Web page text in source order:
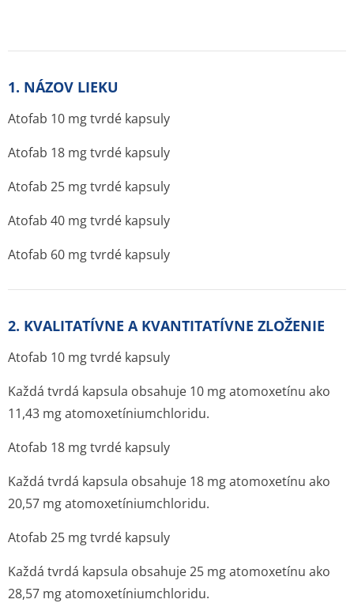
1. NÁZOV LIEKU
Atofab 10 mg tvrdé kapsuly
Atofab 18 mg tvrdé kapsuly
Atofab 25 mg tvrdé kapsuly
Atofab 40 mg tvrdé kapsuly
Atofab 60 mg tvrdé kapsuly
2. KVALITATÍVNE A KVANTITATÍVNE ZLOŽENIE
Atofab 10 mg tvrdé kapsuly
Každá tvrdá kapsula obsahuje 10 mg atomoxetínu ako
11,43 mg atomoxetínium­chloridu.
Atofab 18 mg tvrdé kapsuly
Každá tvrdá kapsula obsahuje 18 mg atomoxetínu ako
20,57 mg atomoxetínium­chloridu.
Atofab 25 mg tvrdé kapsuly
Každá tvrdá kapsula obsahuje 25 mg atomoxetínu ako
28,57 mg atomoxetínium­chloridu.